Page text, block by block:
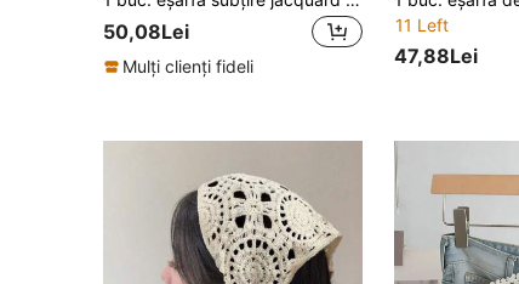
50,08Lei
Mulți clienți fideli
11 Left
47,88Lei